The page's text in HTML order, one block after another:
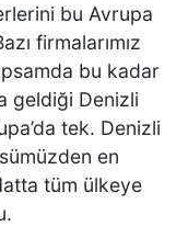
ZAYİM
BAHARATI
DTMM
bu Avrupa
firmalarımız
bu kadar
geldiği Denizli
tek. Denizli
en
tüm ülkeye